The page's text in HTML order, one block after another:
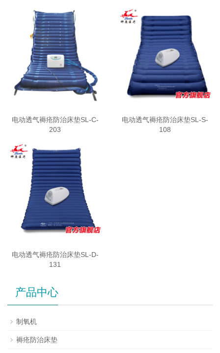
电动透气褥疮防治床垫SL-C-
203
电动透气褥疮防治床垫SL-S-
108
电动透气褥疮防治床垫SL-D-
131
产品中心
制氧机
褥疮防治床垫